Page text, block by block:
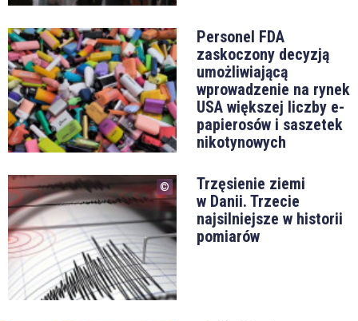
Personel FDA
zaskoczony decyzją
umożliwiającą
wprowadzenie na rynek
USA większej liczby e-
papierosów i saszetek
nikotynowych
Trzęsienie ziemi
w Danii. Trzecie
najsilniejsze w historii
pomiarów